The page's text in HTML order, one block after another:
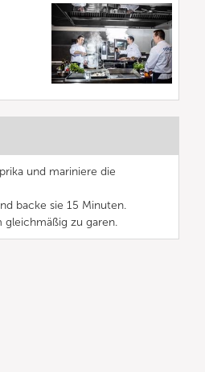
und mariniere die
backe sie 15 Minuten.
gleichmäßig zu garen.